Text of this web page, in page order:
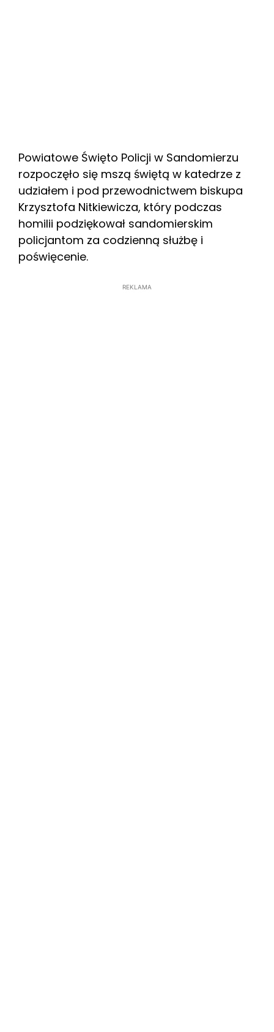
Powiatowe Święto Policji w Sandomierzu
rozpoczęło się mszą świętą w katedrze z
udziałem i pod przewodnictwem biskupa
Krzysztofa Nitkiewicza, który podczas
homilii podziękował sandomierskim
policjantom za codzienną służbę i
poświęcenie.
REKLAMA